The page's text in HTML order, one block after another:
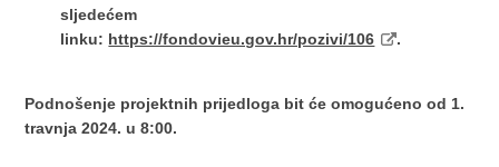
sljedećem
linku: https://fondovieu.gov.hr/pozivi/106 .
Podnošenje projektnih prijedloga bit će omogućeno od 1.
travnja 2024. u 8:00.